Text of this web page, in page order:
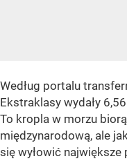
Według portalu
Ekstraklasy wydały
To kropla w morzu
międzynarodową, ale
się wyłowić największe